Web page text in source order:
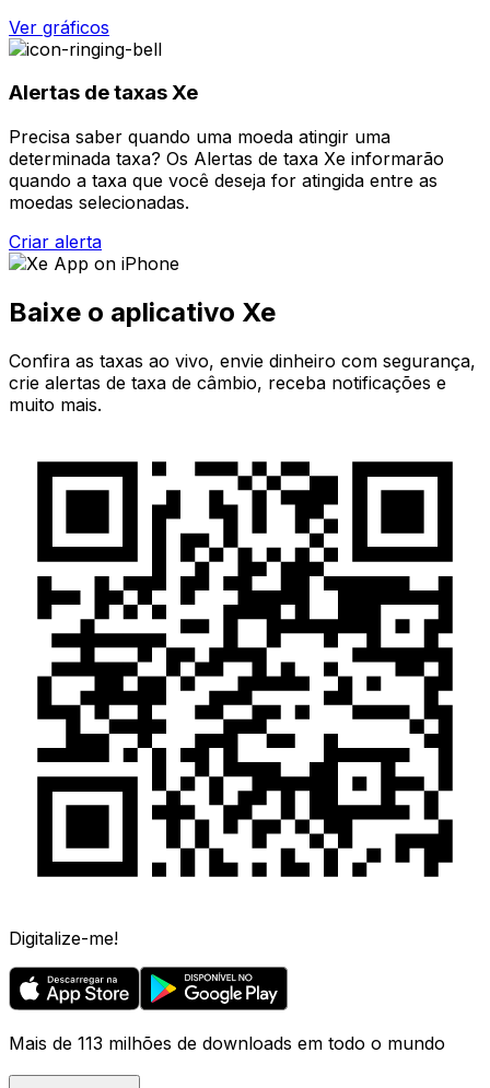
Ver gráficos
Alertas de taxas Xe
Precisa saber quando uma moeda atingir uma
determinada taxa? Os Alertas de taxa Xe informarão
quando a taxa que você deseja for atingida entre as
moedas selecionadas.
Criar alerta
Baixe o aplicativo Xe
Confira as taxas ao vivo, envie dinheiro com segurança,
crie alertas de taxa de câmbio, receba notificações e
muito mais.
Digitalize-me!
Mais de 113 milhões de downloads em todo o mundo